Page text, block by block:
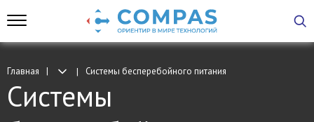
Главная Системы бесперебойного питания
Системы